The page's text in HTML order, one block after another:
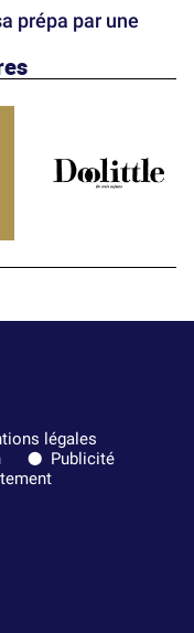
prépa par une
légales
Publicité